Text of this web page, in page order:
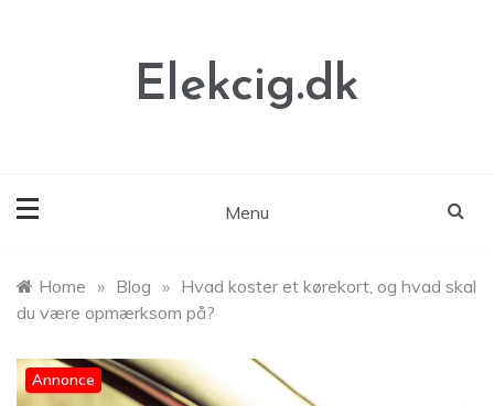
Elekcig.dk
Menu
Home » Blog » Hvad koster et kørekort, og hvad skal
du være opmærksom på?
Annonce